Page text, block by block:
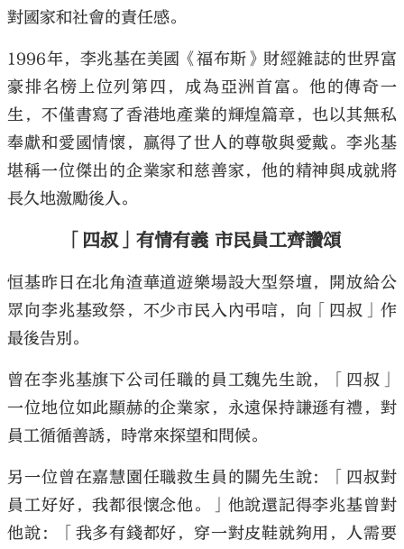
對國家和社會的責任感。
1996年，李兆基在美國《福布斯》財經雜誌的世界富
豪排名榜上位列第四，成為亞洲首富。他的傳奇一
生，不僅書寫了香港地產業的輝煌篇章，也以其無私
奉獻和愛國情懷，贏得了世人的尊敬與愛戴。李兆基
堪稱一位傑出的企業家和慈善家，他的精神與成就將
長久地激勵後人。
「四叔」有情有義 市民員工齊讚頌
恒基昨日在北角渣華道遊樂場設大型祭壇，開放給公
眾向李兆基致祭，不少市民入內弔唁，向「四叔」作
最後告別。
曾在李兆基旗下公司任職的員工魏先生說，「四叔」
一位地位如此顯赫的企業家，永遠保持謙遜有禮，對
員工循循善誘，時常來探望和問候。
另一位曾在嘉慧園任職救生員的關先生說：「四叔對
員工好好，我都很懷念他。」他說還記得李兆基曾對
他說：「我多有錢都好，穿一對皮鞋就夠用，人需要